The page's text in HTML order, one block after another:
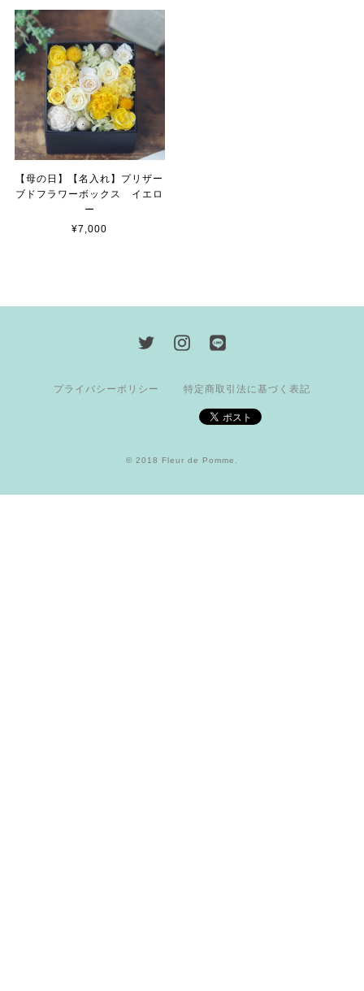
【母の日】【名入れ】プリザー
ブドフラワーボックス イエロ
ー
¥7,000
プライバシーポリシー 特定商取引法に基づく表記
© 2018 Fleur de Pomme.